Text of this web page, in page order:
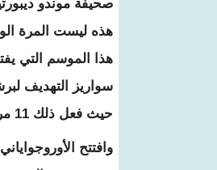
صحيفة موندو
هذه ليست المرة
هذا الموسم التي
سواريز التهديف
حيث فعل ذلك 11 مرة.